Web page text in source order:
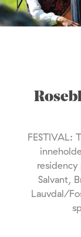
FESTIVAL:
Salvant,
Lauvdal/